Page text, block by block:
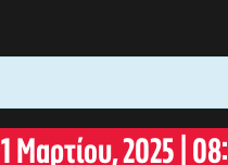
1 Μαρτίου, 2025 |